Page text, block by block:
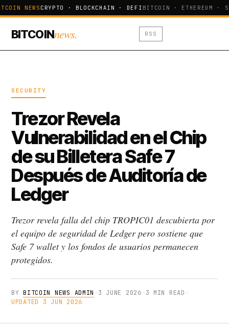
NEWSCRYPTO · BLOCKCHAIN · DEFIBITCOIN · ETHEREUM ·
BITCOINnews. RSS
SECURITY
Trezor Revela
Vulnerabilidad en el Chip
de su Billetera Safe 7
Después de Auditoría de
Ledger
Trezor revela falla del chip TROPIC01 descubierta por
el equipo de seguridad de Ledger pero sostiene que
Safe 7 wallet y los fondos de usuarios permanecen
protegidos.
BYBITCOIN NEWS ADMIN · 3 JUNE 2026 · 3 MIN READ ·
UPDATED 3 JUN 2026